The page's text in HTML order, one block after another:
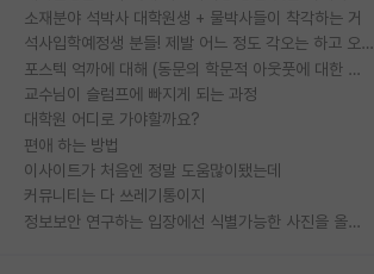
소재분야 석박사 대학원생 + 물박사들이 착각하는 거
석사입학예정생 분들! 제발 어느 정도 각오는 하고 오세요.
포스텍 억까에 대해 (동문의 학문적 아웃풋에 대한 반박)
교수님이 슬럼프에 빠지게 되는 과정
대학원 어디로 가야할까요?
편애 하는 방법
이사이트가 처음엔 정말 도움많이됐는데
커뮤니티는 다 쓰레기통이지
정보보안 연구하는 입장에선 식별가능한 사진을 올리는건 비추이긴함